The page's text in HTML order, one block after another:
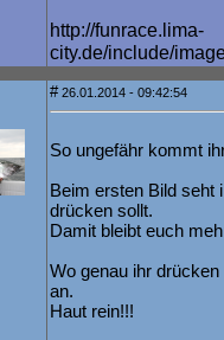
http://funrace.lima-
city.de/include/
#26.01.2014 - 09:42:54
So ungefähr kommt
Beim ersten Bild seht
drücken sollt.
Damit bleibt euch
Wo genau ihr
an.
Haut rein!!!